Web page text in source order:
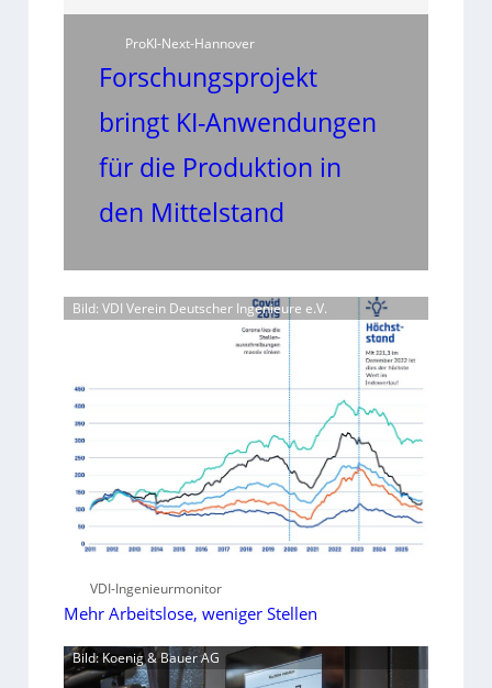
ProKI-Next-Hannover
Forschungsprojekt
bringt KI-Anwendungen
für die Produktion in
den Mittelstand
Bild: VDI Verein Deutscher Ingenieure e.V.
VDI-Ingenieurmonitor
Mehr Arbeitslose, weniger Stellen
Bild: Koenig & Bauer AG